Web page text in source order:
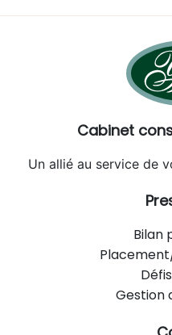
Cabinet
Un allié au service de
Bilan
Gestion